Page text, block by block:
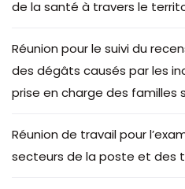
de la santé à travers le
Réunion pour le suivi du
des dégâts causés par les
prise en charge des familles
Réunion de travail pour
secteurs de la poste et des